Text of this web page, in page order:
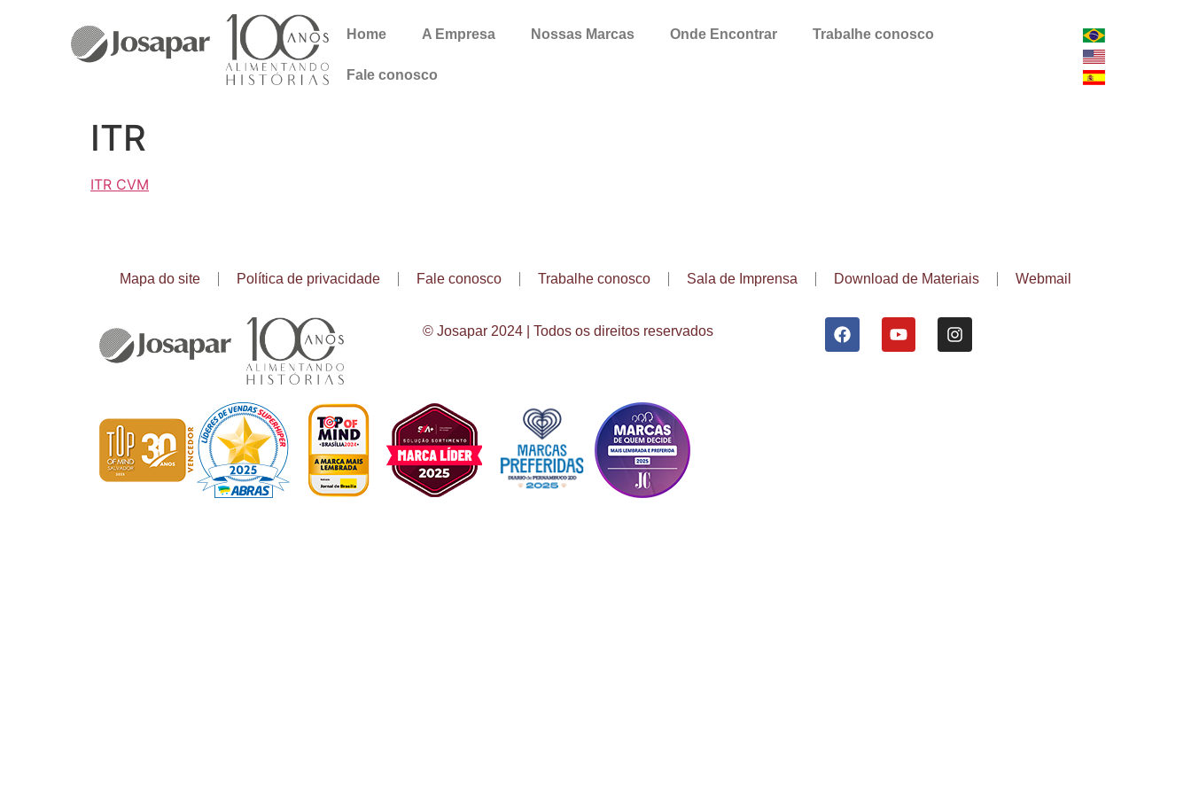
Home A Empresa Nossas Marcas Onde Encontrar Trabalhe conosco
Fale conosco
ITR
ITR CVM
Mapa do site Política de privacidade Fale conosco Trabalhe conosco Sala de Imprensa Download de Materiais Webmail
© Josapar 2024 | Todos os direitos reservados